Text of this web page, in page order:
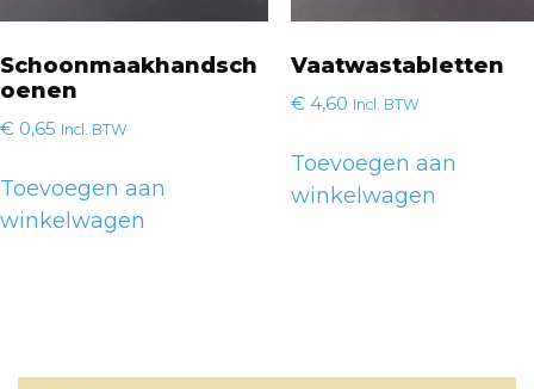
Schoonmaakhandsch
oenen
€ 0,65 Incl. BTW
Toevoegen aan
winkelwagen
Vaatwastabletten
€4,60 Incl. BTW
Toevoegen aan
winkelwagen